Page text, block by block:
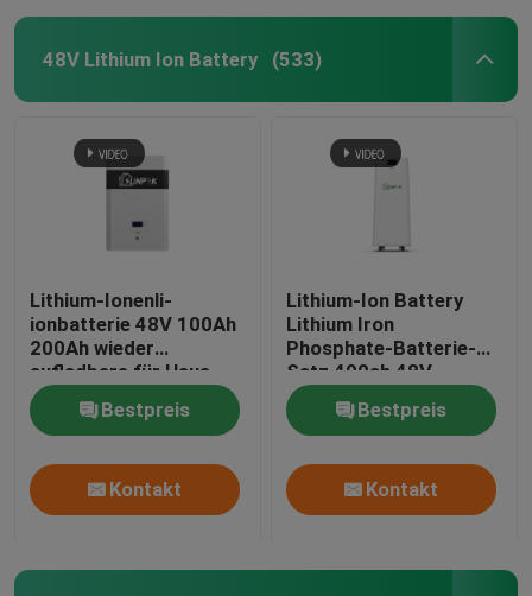
48V Lithium Ion Battery (533)
Lithium-Ionenli-
ionbatterie 48V 100Ah
200Ah wieder
aufladbare für Haus
Bestpreis
Kontakt
Lithium-Ion Battery
Lithium Iron
Phosphate-Batterie-
Satz 400ah 48V
Bestpreis
Kontakt